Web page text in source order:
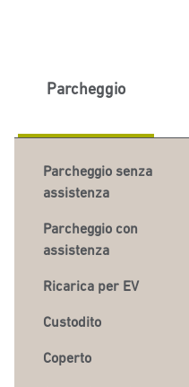
Parcheggio
Parcheggio senza
assistenza
Parcheggio con
assistenza
Ricarica per EV
Custodito
Coperto